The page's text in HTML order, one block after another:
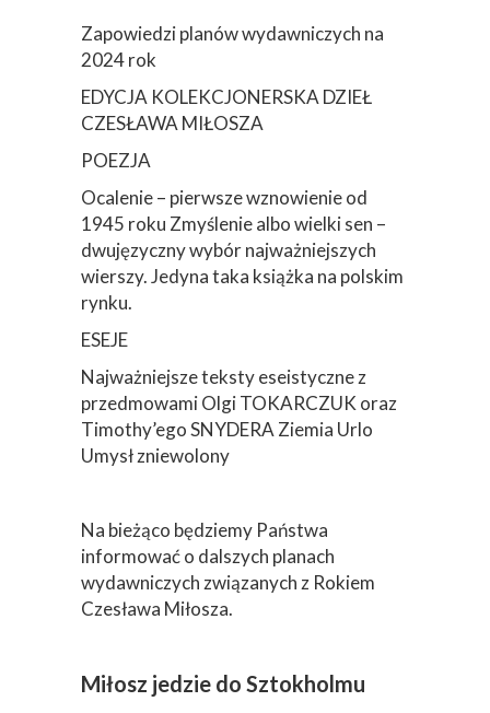
Zapowiedzi planów wydawniczych na
2024 rok
EDYCJA KOLEKCJONERSKA DZIEŁ
CZESŁAWA MIŁOSZA
POEZJA
Ocalenie – pierwsze wznowienie od
1945 roku Zmyślenie albo wielki sen –
dwujęzyczny wybór najważniejszych
wierszy. Jedyna taka książka na polskim
rynku.
ESEJE
Najważniejsze teksty eseistyczne z
przedmowami Olgi TOKARCZUK oraz
Timothy’ego SNYDERA Ziemia Urlo
Umysł zniewolony
Na bieżąco będziemy Państwa
informować o dalszych planach
wydawniczych związanych z Rokiem
Czesława Miłosza.
Miłosz jedzie do Sztokholmu